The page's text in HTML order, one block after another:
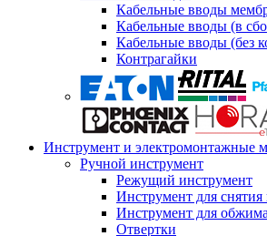
Кабельные вводы
Кабельные вводы (в
Кабельные вводы (без
Контрагайки
Инструмент и электромонтажные
Ручной инструмент
Режущий инструмент
Инструмент для снятия
Инструмент для
Отвертки